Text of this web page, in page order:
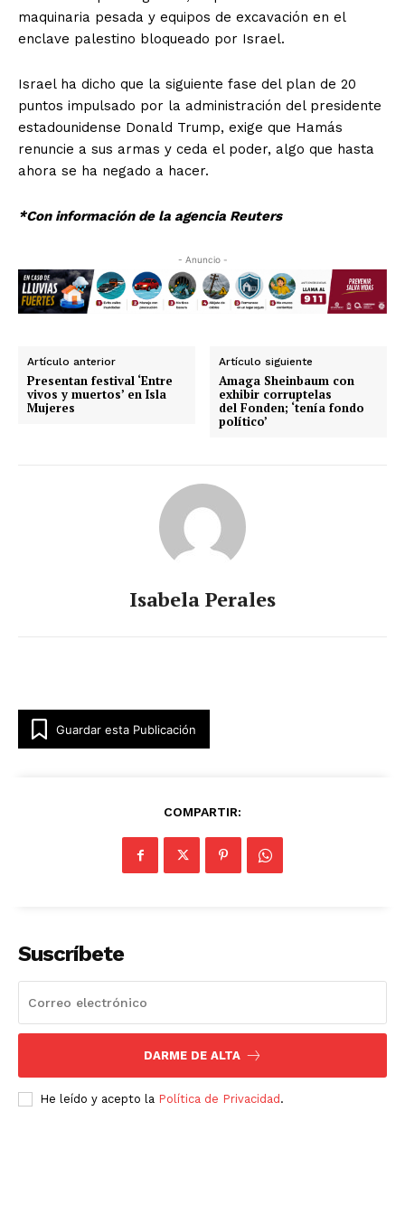
maquinaria pesada y equipos de excavación en el
enclave palestino bloqueado por Israel.
Israel ha dicho que la siguiente fase del plan de 20
puntos impulsado por la administración del presidente
estadounidense Donald Trump, exige que Hamás
renuncie a sus armas y ceda el poder, algo que hasta
ahora se ha negado a hacer.
*Con información de la agencia Reuters
- Anuncio -
Artículo anterior
Presentan festival ‘Entre
vivos y muertos’ en Isla
Mujeres
Artículo siguiente
Amaga Sheinbaum con
exhibir corruptelas
del Fonden; ‘tenía fondo
político’
Isabela Perales
Guardar esta Publicación
COMPARTIR:
Suscríbete
DARME DE ALTA
He leído y acepto la Política de Privacidad .